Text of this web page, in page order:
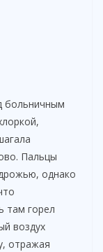
больничным
Пальцы
однако
там горел
воздух
отражая